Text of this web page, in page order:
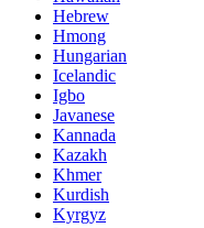
Hebrew
Hmong
Hungarian
Icelandic
Igbo
Javanese
Kannada
Kazakh
Khmer
Kurdish
Kyrgyz